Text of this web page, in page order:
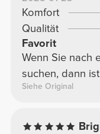
Komfort
Qualität
Favorit
Wenn Sie nach
suchen, dann
Siehe Original